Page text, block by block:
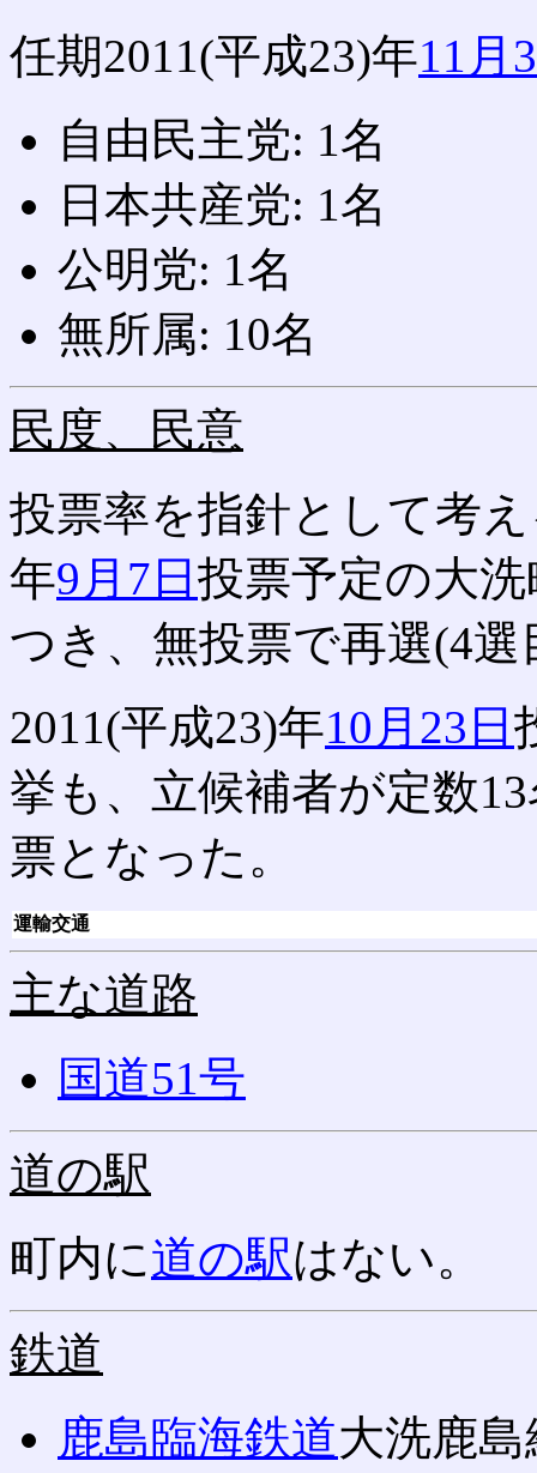
任期2011(平成23)年11月
自由民主党: 1名
日本共産党: 1名
公明党: 1名
無所属: 10名
民度、民意
投票率を指針として考
年9月7日 投票予定の大
つき、無投票で再選(4
2011(平成23)年10月23日
挙も、立候補者が定数
票となった。
運輸交通
主な道路
国道51号
道の駅
町内に道の駅はない。
鉄道
鹿島臨海鉄道大洗鹿島